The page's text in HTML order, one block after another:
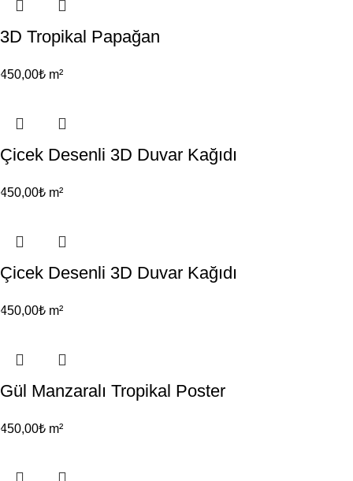
3D Tropikal Papağan
450,00₺ m²
Çicek Desenli 3D Duvar Kağıdı
450,00₺ m²
Çicek Desenli 3D Duvar Kağıdı
450,00₺ m²
Gül Manzaralı Tropikal Poster
450,00₺ m²